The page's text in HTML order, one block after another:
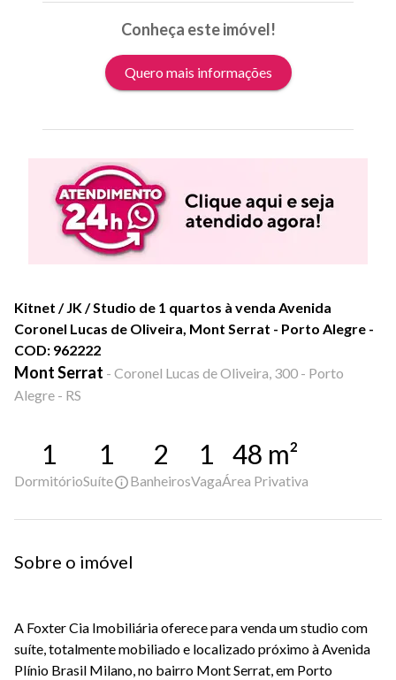
Conheça este imóvel!
Quero mais informações
Kitnet / JK / Studio de 1 quartos à venda Avenida
Coronel Lucas de Oliveira, Mont Serrat - Porto Alegre -
COD: 962222
Mont Serrat - Coronel Lucas de Oliveira, 300 - Porto
Alegre - RS
1
Dormitório
1
Suíte
2
Banheiros
1
Vaga
48 m²
Área Privativa
Sobre o imóvel
A Foxter Cia Imobiliária oferece para venda um studio com
suíte, totalmente mobiliado e localizado próximo à Avenida
Plínio Brasil Milano, no bairro Mont Serrat, em Porto